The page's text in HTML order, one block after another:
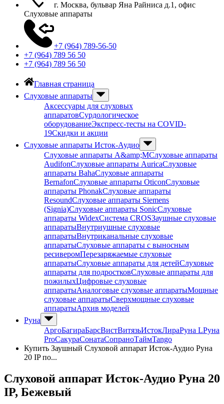
г. Москва, бульвар Яна Райниса д.1, офис
Слуховые аппараты
+7 (964) 789-56-50
+7 (964) 789 56 50
+7 (964) 789 56 50
Главная страница
Слуховые аппараты
Аксессуары для слуховых
аппаратовСурдологическое
оборудованиеЭкспресс-тесты на COVID-
19Скидки и акции
Слуховые аппараты Исток-Аудио
Слуховые аппараты A&amp;MСлуховые аппараты
AudifonСлуховые аппараты AuricaСлуховые
аппараты BahaСлуховые аппараты
BernafonСлуховые аппараты OticonСлуховые
аппараты PhonakСлуховые аппараты
ResoundСлуховые аппараты Siemens
(Signia)Слуховые аппараты SonicСлуховые
аппараты WidexСистема CROSЗаушные слуховые
аппаратыВнутриушные слуховые
аппаратыВнутриканальные слуховые
аппаратыСлуховые аппараты с выносным
ресиверомПерезаряжаемые слуховые
аппаратыСлуховые аппараты для детейСлуховые
аппараты для подростковСлуховые аппараты для
пожилыхЦифровые слуховые
аппаратыАналоговые слуховые аппаратыМощные
слуховые аппаратыСверхмощные слуховые
аппаратыАрхив моделей
Руна
АргоБагираБарсВистВитязьИстокЛираРуна LРуна
ProСакураСонатаСопраноТаймTango
Купить Заушный Слуховой аппарат Исток-Аудио Руна
20 IP по...
Слуховой аппарат Исток-Аудио Руна 20
IP, Бежевый